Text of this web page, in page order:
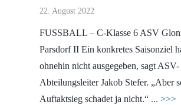
22. August 2022
FUSSBALL – C-Klasse 6 ASV
Parsdorf II Ein konkretes Saisonziel
ohnehin nicht ausgegeben, sagt ASV-
Abteilungsleiter Jakob Stefer. „Aber
Auftaktsieg schadet ja nicht.“ ... >>>